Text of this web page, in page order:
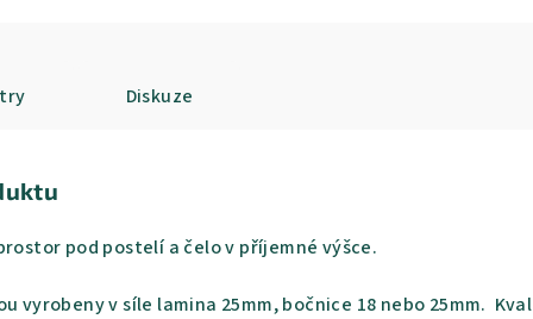
Diskuze
pod postelí a čelo v příjemné výšce.
vyrobeny v síle lamina 25mm, bočnice 18 nebo 25mm.